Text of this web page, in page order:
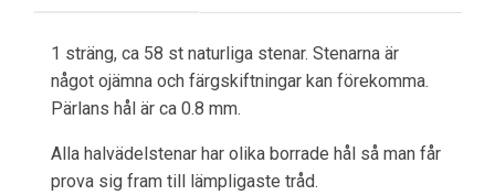
1 sträng, ca 58 st naturliga stenar. Stenarna är
något ojämna och färgskiftningar kan förekomma.
Pärlans hål är ca 0.8 mm.
Alla halvädelstenar har olika borrade hål så man får
prova sig fram till lämpligaste tråd.